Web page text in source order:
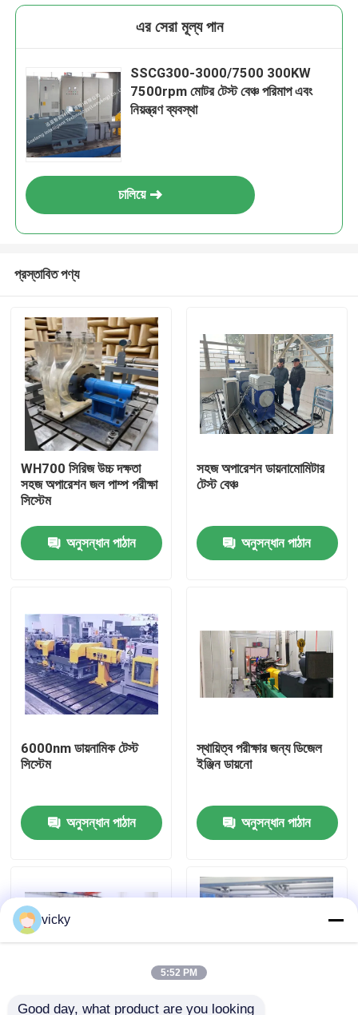
আমাদের সম্বন্ধে
কারখানা ভ্রমণ
গুণগত মান নিয়ন্ত্রণ
যোগাযোগ করুন
মামলা
হাই স্পিড ডায়নামিটার
এর সেরা মূল্য পান
SSCG300-3000/7500 300KW
7500rpm মোটর টেস্ট বেঞ্চ পরিমাপ এবং
নিয়ন্ত্রণ ব্যবস্থা
চালিয়ে
প্রস্তাবিত পণ্য
WH700 সিরিজ উচ্চ দক্ষতা
সহজ অপারেশন জল পাম্প পরীক্ষা
সিস্টেম
অনুসন্ধান পাঠান
সহজ অপারেশন ডায়নামোমিটার
টেস্ট বেঞ্চ
অনুসন্ধান পাঠান
6000nm ডায়নামিক টেস্ট
সিস্টেম
অনুসন্ধান পাঠান
স্থায়িত্ব পরীক্ষার জন্য ডিজেল
ইঞ্জিন ডায়নো
অনুসন্ধান পাঠান
vicky
5:52 PM
Good day, what product are you looking